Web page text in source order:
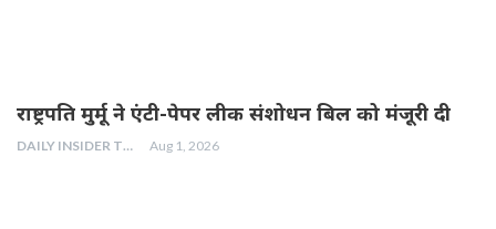
राष्ट्रपति मुर्मू ने एंटी-पेपर लीक संशोधन बिल को मंजूरी दी
DAILY INSIDER TEAM Aug 1, 2026